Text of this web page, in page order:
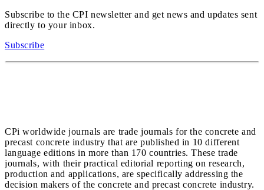
Subscribe to the CPI newsletter and get news and updates sent
directly to your inbox.
Subscribe
CPi worldwide journals are trade journals for the concrete and
precast concrete industry that are published in 10 different
language editions in more than 170 countries. These trade
journals, with their practical editorial reporting on research,
production and applications, are specifically addressing the
decision makers of the concrete and precast concrete industry.